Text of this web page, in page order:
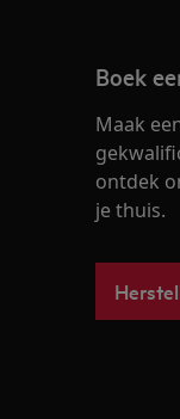
Boek
Maak
ontdek
je thuis.